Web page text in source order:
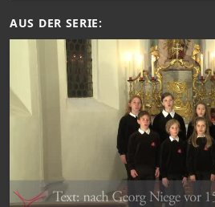
AUS DER SERIE: